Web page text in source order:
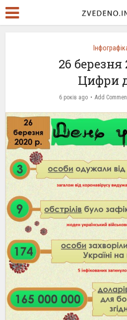
26 березня
Цифри
6 років ago Add